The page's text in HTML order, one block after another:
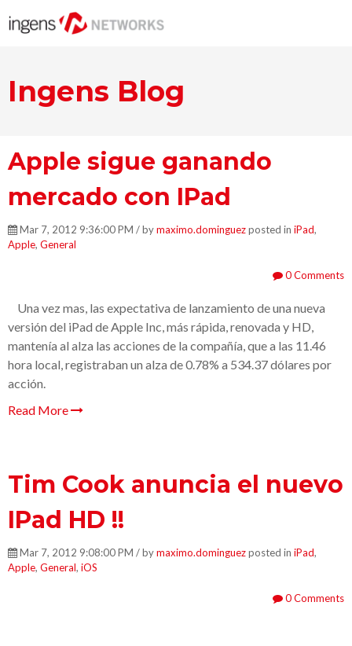
Ingens Blog
Apple sigue ganando
mercado con IPad
Mar 7, 2012 9:36:00 PM / bymaximo.dominguezposted in iPad,
Apple, General
0 Comments
Una vez mas, las expectativa de lanzamiento de una nueva
versión del iPad de Apple Inc, más rápida, renovada y HD,
mantenía al alza las acciones de la compañía, que a las 11.46
hora local, registraban un alza de 0.78% a 534.37 dólares por
acción.
Read More
Tim Cook anuncia el nuevo
IPad HD !!
Mar 7, 2012 9:08:00 PM / bymaximo.dominguezposted in iPad,
Apple, General, iOS
0 Comments